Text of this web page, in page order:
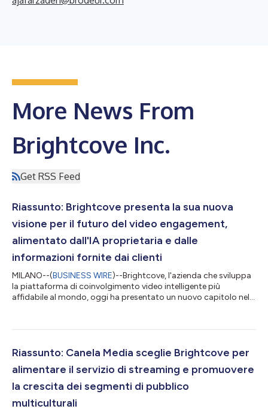
More News From
Brightcove Inc.
Get RSS Feed
Riassunto: Brightcove presenta la sua nuova
visione per il futuro del video engagement,
alimentato dall'IA proprietaria e dalle
informazioni fornite dai clienti
MILANO--(BUSINESS WIRE)--Brightcove, l'azienda che sviluppa
la piattaforma di coinvolgimento video intelligente più
affidabile al mondo, oggi ha presentato un nuovo capitolo nella
digitali significative. Supportata dalla nuova società
tecnologia esclusiva su base IA, Brightcove sta reinventando la
Riassunto: Canela Media sceglie Brightcove per
alimentare il servizio di streaming e promuovere
la crescita dei segmenti di pubblico
multiculturali